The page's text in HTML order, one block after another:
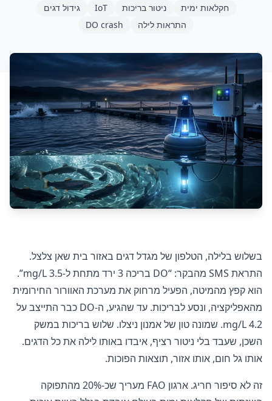
חקלאות ימית
ניטור בריכות IoT
גידול דגים
התראות לילה
DO crash
בשלוש בלילה, הטלפון של מגדל דגים באזור בית שאן צלצל.
התראת SMS מהבקר: “DO בריכה 3 ירד מתחת ל-3.5 mg/L”.
הוא קפץ מהמיטה, הפעיל מרחוק את מערכת האוורור החירומית
מהאפליקציה, ונסע לבריכות. עד שהגיע, ה-DO כבר התייצב על
4.2 mg/L. שמונה טון של אמנון ניצלו. שלוש בריכות במשק
השכן, שעבד בלי ניטור רציף, איבדו באותו לילה את כל הדגים.
אותו גל חום, אותו אזור, תוצאות הפוכות.
זה לא סיפור חריג. ארגון FAO מעריך שכ-20% מהתפוקה